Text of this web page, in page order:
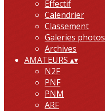
Effectif
Calendrier
Classement
Galeries photos
Archives
AMATEURS ▴▾
N2F
PNF
PNM
ARF